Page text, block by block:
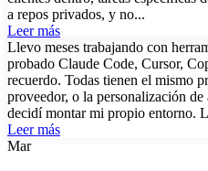
a repos privados, y no...
Leer más
Llevo meses trabajando con
probado Claude Code, Cursor,
recuerdo. Todas tienen el mismo
proveedor, o la personalización
decidí montar mi propio entorno.
Leer más
Mar